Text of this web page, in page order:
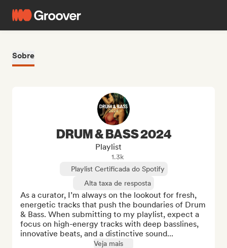
Sobre
DRUM & BASS 2024
Playlist
1.3k
Playlist Certificada do Spotify
Alta taxa de resposta
As a curator, I’m always on the lookout for fresh,
energetic tracks that push the boundaries of Drum
& Bass. When submitting to my playlist, expect a
focus on high-energy tracks with deep basslines,
innovative beats, and a distinctive sound...
Veja mais